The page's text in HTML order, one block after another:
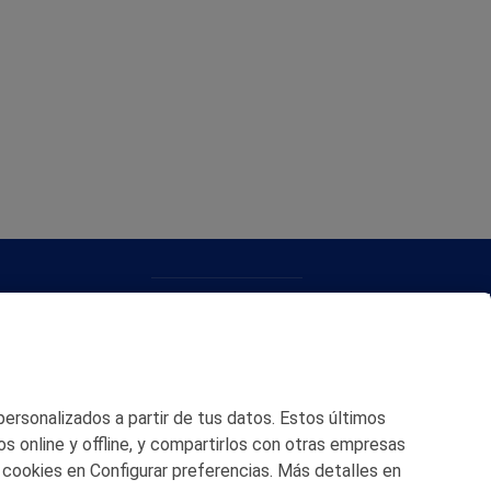
POLITICA DE COOKIES
a partir de tus datos. Estos últimos
online y offline, y compartirlos con otras empresas
en Configurar preferencias. Más detalles en